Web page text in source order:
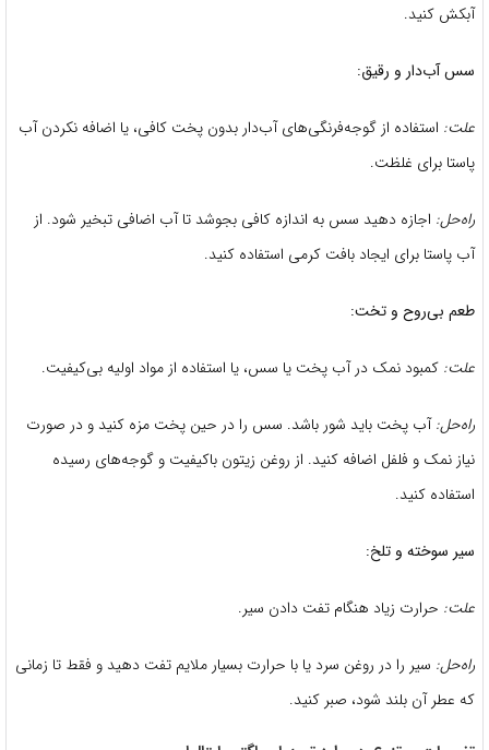
آبکش کنید.
سس آب‌دار و رقیق:
علت: استفاده از گوجه‌فرنگی‌های آب‌دار بدون پخت کافی، یا اضافه نکردن آب
پاستا برای غلظت.
راه‌حل: اجازه دهید سس به اندازه کافی بجوشد تا آب اضافی تبخیر شود. از
آب پاستا برای ایجاد بافت کرمی استفاده کنید.
طعم بی‌روح و تخت:
علت: کمبود نمک در آب پخت یا سس، یا استفاده از مواد اولیه بی‌کیفیت.
راه‌حل:آب پخت باید شور باشد. سس را در حین پخت مزه کنید و در صورت
نیاز نمک و فلفل اضافه کنید. از روغن زیتون باکیفیت و گوجه‌های رسیده
استفاده کنید.
سیر سوخته و تلخ:
علت: حرارت زیاد هنگام تفت دادن سیر.
راه‌حل: سیر را در روغن سرد یا با حرارت بسیار ملایم تفت دهید و فقط تا زمانی
که عطر آن بلند شود، صبر کنید.